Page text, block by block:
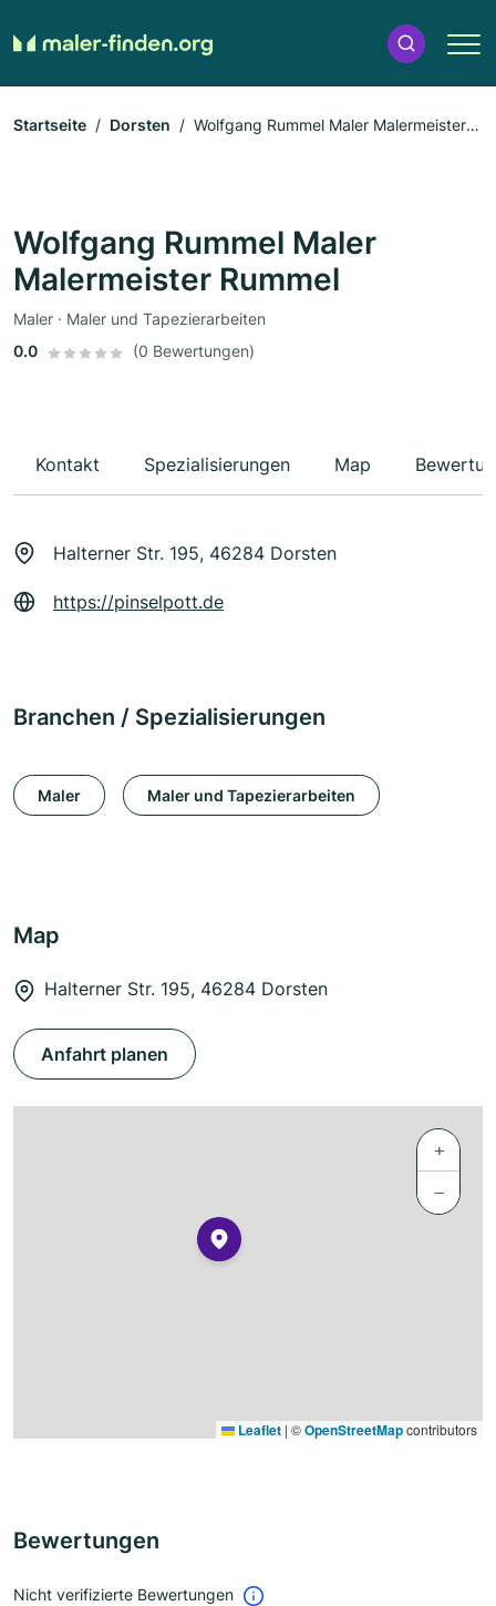
Startseite Dorsten
Wolfgang Rummel Maler Malermeister
Wolfgang Rummel Maler
Malermeister Rummel
Maler · Maler und Tapezierarbeiten
0.0
(0 Bewertungen)
Kontakt Spezialisierungen Map
Halterner Str. 195, 46284 Dorsten
https://pinselpott.de
Branchen / Spezialisierungen
Maler Maler und Tapezierarbeiten
Map
Halterner Str. 195, 46284 Dorsten
Anfahrt planen
+
−
Leaflet | ©OpenStreetMapcontributors
Bewertungen
Nicht verifizierte Bewertungen